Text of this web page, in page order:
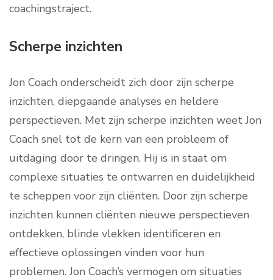
coachingstraject.
Scherpe inzichten
Jon Coach onderscheidt zich door zijn scherpe
inzichten, diepgaande analyses en heldere
perspectieven. Met zijn scherpe inzichten weet Jon
Coach snel tot de kern van een probleem of
uitdaging door te dringen. Hij is in staat om
complexe situaties te ontwarren en duidelijkheid
te scheppen voor zijn cliënten. Door zijn scherpe
inzichten kunnen cliënten nieuwe perspectieven
ontdekken, blinde vlekken identificeren en
effectieve oplossingen vinden voor hun
problemen. Jon Coach’s vermogen om situaties